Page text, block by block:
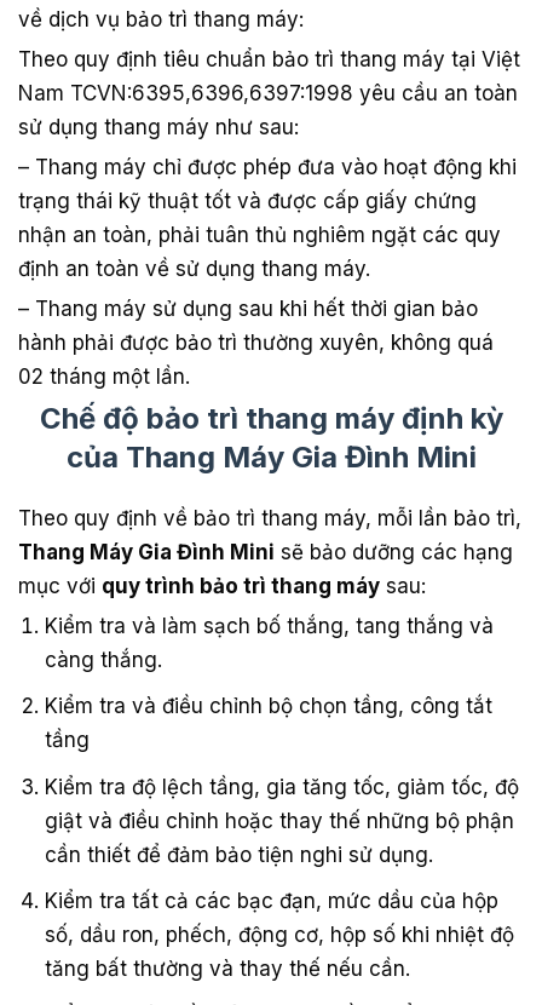
về dịch vụ bảo trì thang máy:
Theo quy định tiêu chuẩn bảo trì thang máy tại Việt
Nam TCVN:6395,6396,6397:1998 yêu cầu an toàn
sử dụng thang máy như sau:
– Thang máy chỉ được phép đưa vào hoạt động khi
trạng thái kỹ thuật tốt và được cấp giấy chứng
nhận an toàn, phải tuân thủ nghiêm ngặt các quy
định an toàn về sử dụng thang máy.
– Thang máy sử dụng sau khi hết thời gian bảo
hành phải được bảo trì thường xuyên, không quá
02 tháng một lần.
Chế độ bảo trì thang máy định kỳ
của Thang Máy Gia Đình Mini
Theo quy định về bảo trì thang máy, mỗi lần bảo trì,
Thang Máy Gia Đình Mini sẽ bảo dưỡng các hạng
mục với quy trình bảo trì thang máy sau:
Kiểm tra và làm sạch bố thắng, tang thắng và
càng thắng.
Kiểm tra và điều chỉnh bộ chọn tầng, công tắt
tầng
Kiểm tra độ lệch tầng, gia tăng tốc, giảm tốc, độ
giật và điều chỉnh hoặc thay thế những bộ phận
cần thiết để đảm bảo tiện nghi sử dụng.
Kiểm tra tất cả các bạc đạn, mức dầu của hộp
số, dầu ron, phếch, động cơ, hộp số khi nhiệt độ
tăng bất thường và thay thế nếu cần.